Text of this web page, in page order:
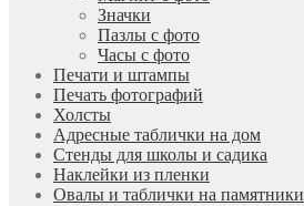
Значки
Пазлы с фото
Часы с фото
Печати и штампы
Печать фотографий
Холсты
Адресные таблички на дом
Стенды для школы и садика
Наклейки из пленки
Овалы и таблички на памятники